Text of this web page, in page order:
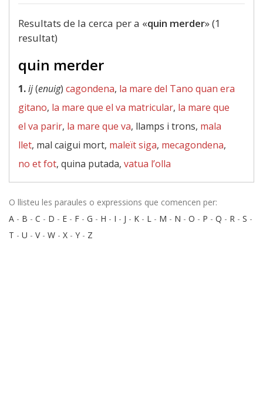
Resultats de la cerca per a «quin merder» (1
resultat)
quin merder
1.ij(enuig) cagondena, la mare del Tano quan era
gitano, la mare que el va matricular, la mare que
el va parir, la mare que va, llamps i trons, mala
llet, mal caigui mort, maleït siga, mecagondena,
no et fot, quina putada, vatua l’olla
O llisteu les paraules o expressions que comencen per:
A - B - C - D - E - F - G - H - I - J - K - L - M - N - O - P - Q - R - S -
T - U - V- W - X - Y - Z